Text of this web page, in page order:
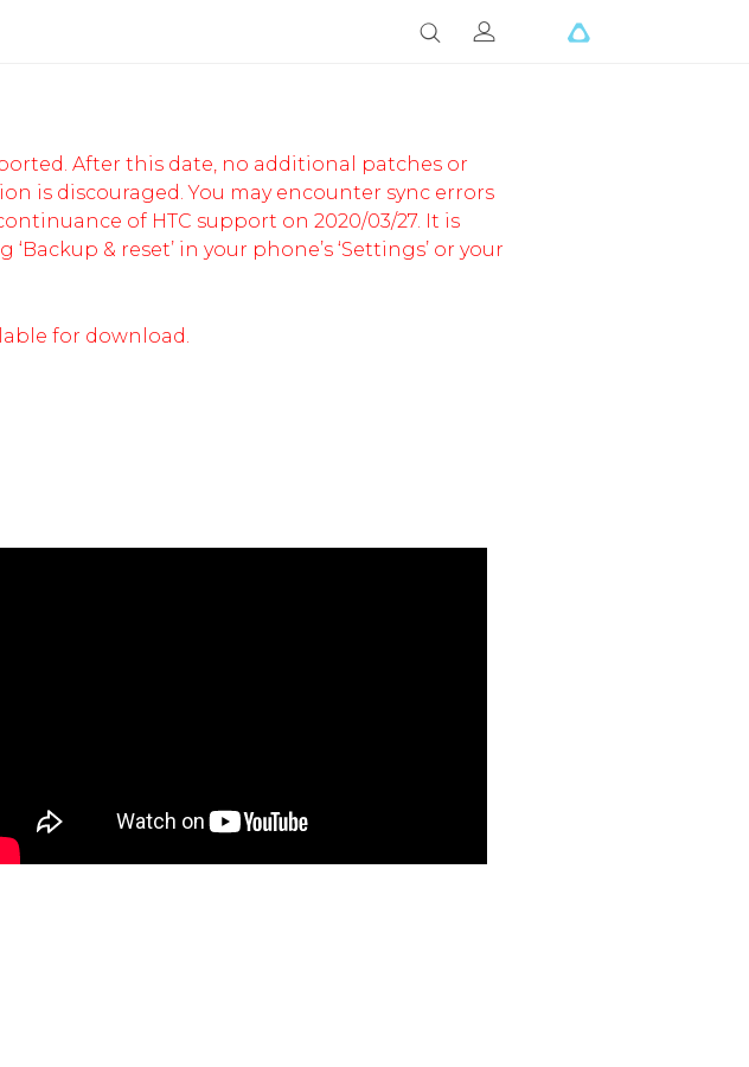
After this date, no additional patches or
is discouraged. You may encounter sync errors
of HTC support on 2020/03/27. It is
& reset’ in your phone’s ‘Settings’ or your
for download.